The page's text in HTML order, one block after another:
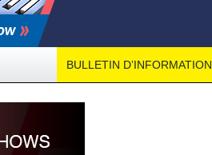
BULLETIN